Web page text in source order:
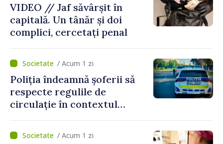
VIDEO // Jaf săvârșit în
capitală. Un tânăr și doi
complici, cercetați penal
/ Acum 1 zi
Poliția îndeamnă șoferii să
respecte regulile de
circulație în contextul
perioada concediilor
/ Acum 1 zi